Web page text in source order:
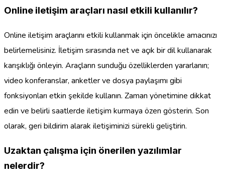
Online iletişim araçları nasıl etkili kullanılır?
Online iletişim araçlarını etkili kullanmak için öncelikle amacınızı
belirlemelisiniz. İletişim sırasında net ve açık bir dil kullanarak
karışıklığı önleyin. Araçların sunduğu özelliklerden yararlanın;
video konferanslar, anketler ve dosya paylaşımı gibi
fonksiyonları etkin şekilde kullanın. Zaman yönetimine dikkat
edin ve belirli saatlerde iletişim kurmaya özen gösterin. Son
olarak, geri bildirim alarak iletişiminizi sürekli geliştirin.
Uzaktan çalışma için önerilen yazılımlar
nelerdir?